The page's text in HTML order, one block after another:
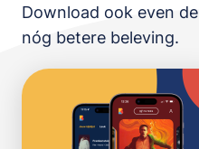
Download ook even de
nóg betere beleving.